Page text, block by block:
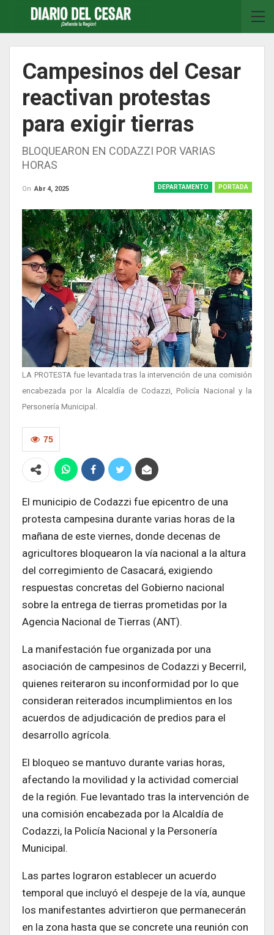
Campesinos del Cesar
reactivan protestas
para exigir tierras
BLOQUEARON EN CODAZZI POR VARIAS
HORAS
DEPARTAMENTO PORTADA
On Abr 4, 2025
LA PROTESTA fue levantada tras la intervención de una comisión
encabezada por la Alcaldía de Codazzi, Policía Nacional y la
Personería Municipal.
75
El municipio de Codazzi fue epicentro de una
protesta campesina durante varias horas de la
mañana de este viernes, donde decenas de
agricultores bloquearon la vía nacional a la altura
del corregimiento de Casacará, exigiendo
respuestas concretas del Gobierno nacional
sobre la entrega de tierras prometidas por la
Agencia Nacional de Tierras (ANT).
La manifestación fue organizada por una
asociación de campesinos de Codazzi y Becerril,
quienes reiteraron su inconformidad por lo que
consideran reiterados incumplimientos en los
acuerdos de adjudicación de predios para el
desarrollo agrícola.
El bloqueo se mantuvo durante varias horas,
afectando la movilidad y la actividad comercial
de la región. Fue levantado tras la intervención de
una comisión encabezada por la Alcaldía de
Codazzi, la Policía Nacional y la Personería
Municipal.
Las partes lograron establecer un acuerdo
temporal que incluyó el despeje de la vía, aunque
los manifestantes advirtieron que permanecerán
en la zona hasta que se concrete una reunión con